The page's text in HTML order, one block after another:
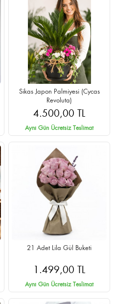
Sikas Japon Palmiyesi (Cycas
Revoluta)
4.500,00 TL
Aynı Gün Ücretsiz Teslimat
21 Adet Lila Gül Buketi
1.499,00 TL
Aynı Gün Ücretsiz Teslimat